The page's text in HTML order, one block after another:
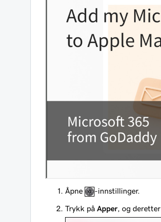
Åpne -innstillinger.
Trykk på Apper , og deretter